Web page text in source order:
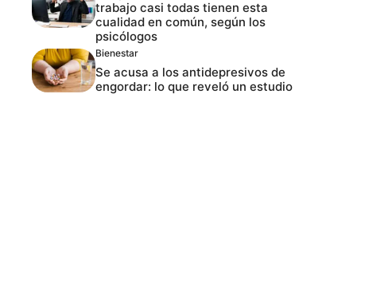
trabajo casi todas tienen esta
cualidad en común, según los
psicólogos
Bienestar
Se acusa a los antidepresivos de
engordar: lo que reveló un estudio